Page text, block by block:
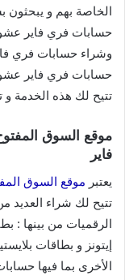
الخاصة بهم و يبحثون
حسابات فري فاير
وشراء حسابات فري
حسابات فري فاير
تتيح لك هذه الخدمة
فاير
يعتبر موقع السوق
تتيح لك شراء العديد
الرقميات من بينها :
إيتونز و بطاقات
الأخرى بما فيها